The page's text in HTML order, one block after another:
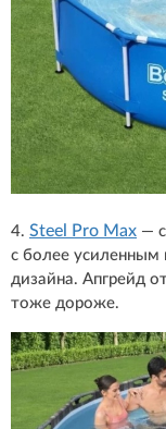
4. Steel Pro Max —
с более усиленным
дизайна. Апгрейд
тоже дороже.